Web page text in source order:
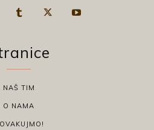
NAŠ TIM
O NAMA